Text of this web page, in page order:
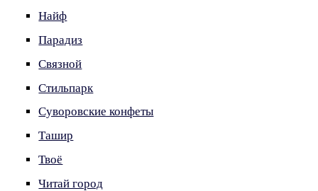
Найф
Парадиз
Связной
Стильпарк
Суворовские конфеты
Ташир
Твоё
Читай город